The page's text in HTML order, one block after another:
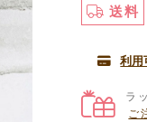
送料
利用
ラ
ご